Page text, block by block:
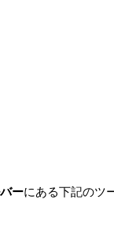
ーにある下記のツ